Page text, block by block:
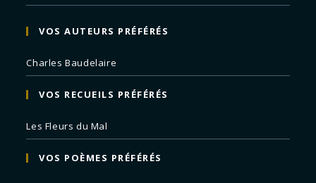
VOS AUTEURS PRÉFÉRÉS
Charles Baudelaire
VOS RECUEILS PRÉFÉRÉS
Les Fleurs du Mal
VOS POÈMES PRÉFÉRÉS